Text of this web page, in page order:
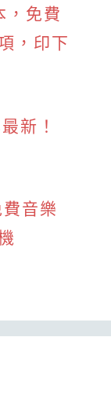
免費
，印下
新！
音樂